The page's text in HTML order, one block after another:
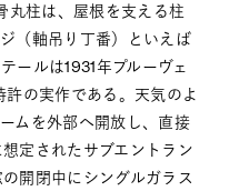
丸柱は、屋根を支える柱
（軸吊り丁番）といえば
ールは1931年プルーヴェ
の実作である。天気のよ
ムを外部へ開放し、直接
定されたサブエントラン
開閉中にシングルガラス